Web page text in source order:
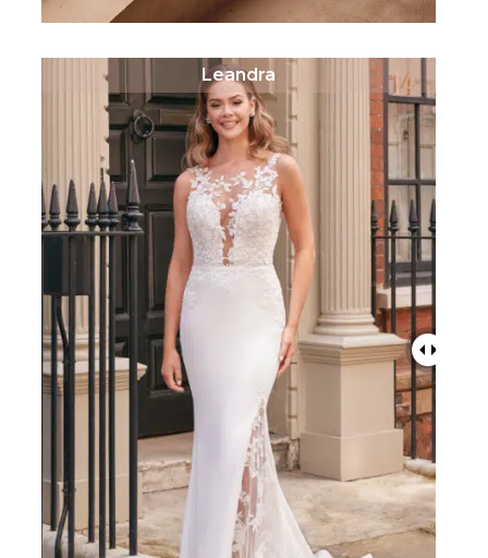
Leandra